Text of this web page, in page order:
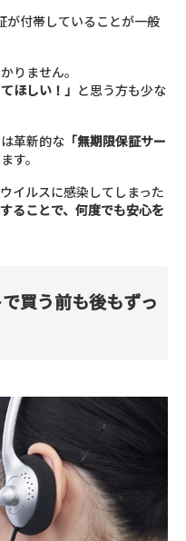
が付帯していることが一般
りません。
ほしい！」
と思う方も少な
革新的な 「無期限保証サー
す。
イルスに感染してしまった
ることで、何度でも安心を
買う前も後もずっ